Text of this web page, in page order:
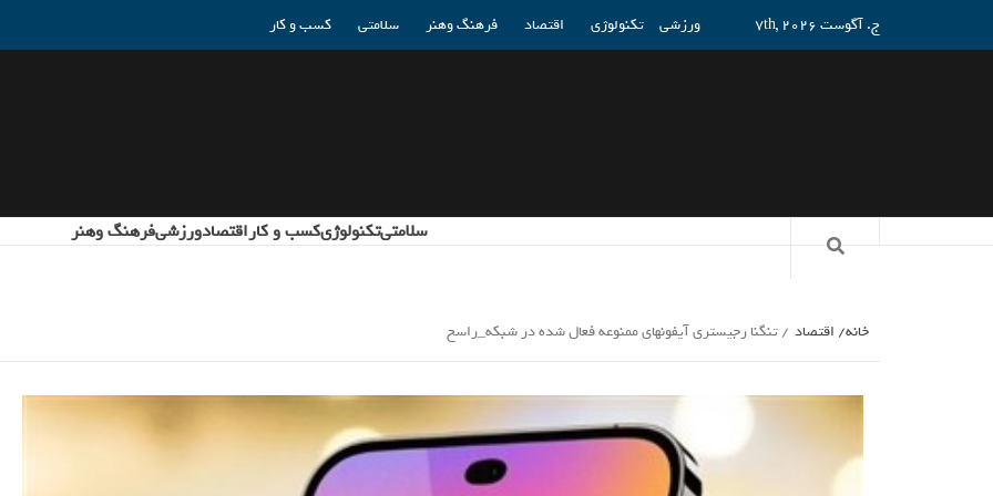
ج. آگوست 7th, 2026 ورزشی تکنولوژی اقتصاد فرهنگ وهنر سلامتی کسب و کار
سلامتیتکنولوژیکسب و کاراقتصادورزشیفرهنگ وهنر
خانه اقتصاد تنگنا رجیستری آیفونهای ممنوعه فعال شده در شبکه_راسخ